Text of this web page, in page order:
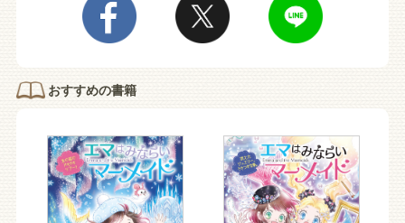
おすすめの書籍